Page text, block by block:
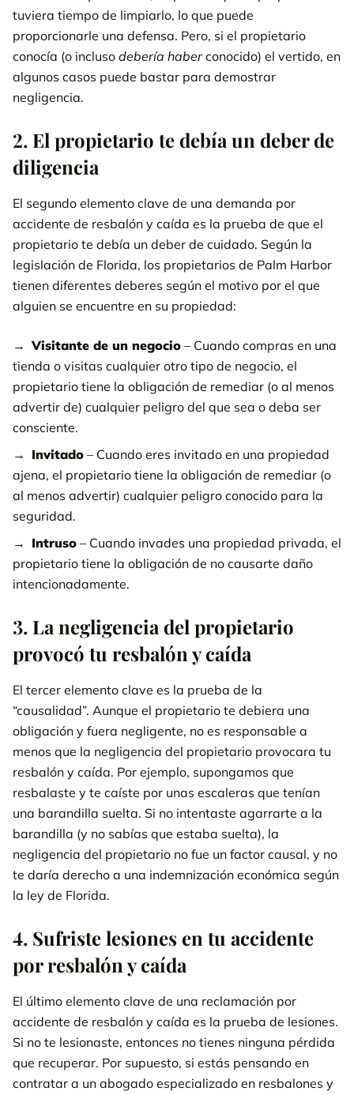
tuviera tiempo de limpiarlo, lo que puede
proporcionarle una defensa. Pero, si el propietario
conocía (o incluso debería haberconocido) el vertido, en
algunos casos puede bastar para demostrar
negligencia.
2. El propietario te debía un deber de
diligencia
El segundo elemento clave de una demanda por
accidente de resbalón y caída es la prueba de que el
propietario te debía un deber de cuidado. Según la
legislación de Florida, los propietarios de Palm Harbor
tienen diferentes deberes según el motivo por el que
alguien se encuentre en su propiedad:
Visitante de un negocio – Cuando compras en una
tienda o visitas cualquier otro tipo de negocio, el
propietario tiene la obligación de remediar (o al menos
advertir de) cualquier peligro del que sea o deba ser
consciente.
Invitado – Cuando eres invitado en una propiedad
ajena, el propietario tiene la obligación de remediar (o
al menos advertir) cualquier peligro conocido para la
seguridad.
Intruso – Cuando invades una propiedad privada, el
propietario tiene la obligación de no causarte daño
intencionadamente.
3. La negligencia del propietario
provocó tu resbalón y caída
El tercer elemento clave es la prueba de la
“causalidad”. Aunque el propietario te debiera una
obligación y fuera negligente, no es responsable a
menos que la negligencia del propietario provocara tu
resbalón y caída. Por ejemplo, supongamos que
resbalaste y te caíste por unas escaleras que tenían
una barandilla suelta. Si no intentaste agarrarte a la
barandilla (y no sabías que estaba suelta), la
negligencia del propietario no fue un factor causal, y no
te daría derecho a una indemnización económica según
la ley de Florida.
4. Sufriste lesiones en tu accidente
por resbalón y caída
El último elemento clave de una reclamación por
accidente de resbalón y caída es la prueba de lesiones.
Si no te lesionaste, entonces no tienes ninguna pérdida
que recuperar. Por supuesto, si estás pensando en
contratar a un abogado especializado en resbalones y